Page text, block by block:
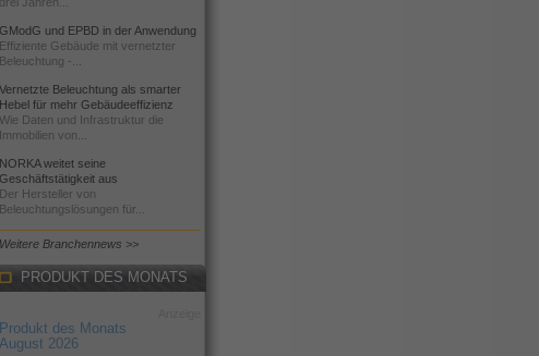
GModG und EPBD in der Anwendung
Effiziente Gebäude mit vernetzter
Beleuchtung -...
Vernetzte Beleuchtung als smarter
Hebel für mehr Gebäudeeffizienz
Wie Daten und Infrastruktur die
Immobilien von...
NORKA weitet seine
Geschäftstätigkeit aus
Der Hersteller von
Beleuchtungslösungen für...
Weitere Branchennews >>
PRODUKT DES MONATS
Produkt des Monats
August 2026